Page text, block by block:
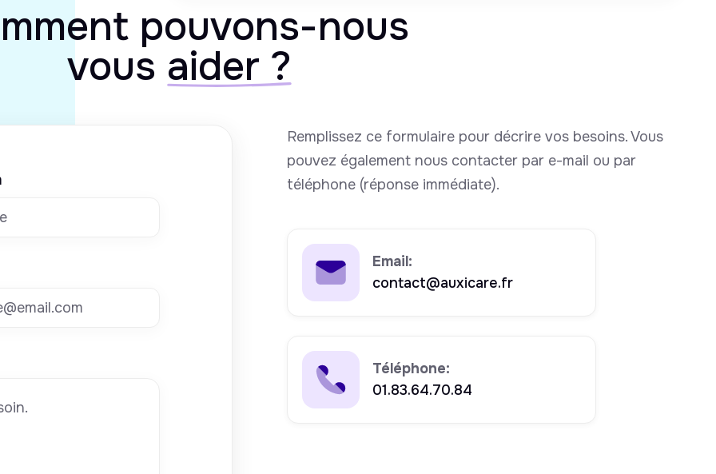
pouvons-nous
vous aider ?
Remplissez ce formulaire pour décrire vos besoins. Vous
pouvez également nous contacter par e-mail ou par
téléphone (réponse immédiate).
Email:
contact@auxicare.fr
Téléphone:
01.83.64.70.84